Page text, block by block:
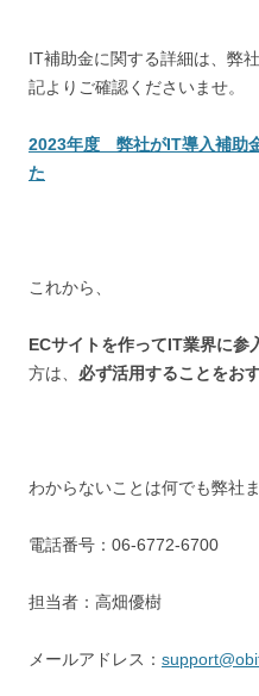
IT補助金に関する詳細は、弊
記よりご確認くださいませ。
2023年度 弊社がIT導入補助
た
これから、
ECサイトを作ってIT業界に参
方は、 必ず活用することをお
わからないことは何でも弊社
電話番号：06-6772-6700
担当者：高畑優樹
メールアドレス：